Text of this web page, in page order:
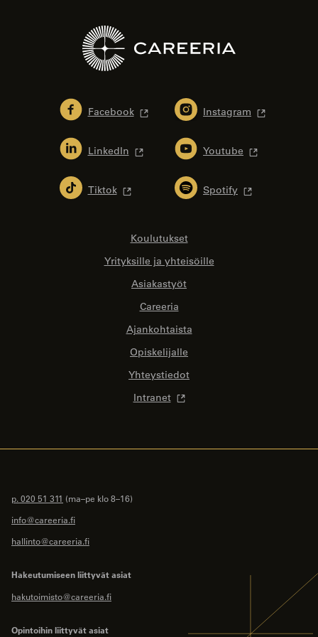
Facebook Instagram
LinkedIn Youtube
Tiktok Spotify
Koulutukset
Yrityksille ja yhteisöille
Asiakastyöt
Careeria
Ajankohtaista
Opiskelijalle
Yhteystiedot
Intranet
p. 020 51 311 (ma–pe klo 8–16)
info@careeria.fi
hallinto@careeria.fi
Hakeutumiseen liittyvät asiat
hakutoimisto@careeria.fi
Opintoihin liittyvät asiat